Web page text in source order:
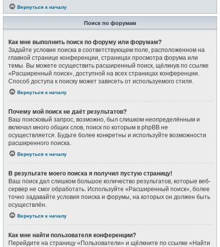
Вернуться к началу
Поиск по форумам
Как мне выполнить поиск по форуму или форумам?
Задайте условие поиска в соответствующем поле, расположенном на
главной странице конференции, страницах просмотра форума или
темы. Вы можете осуществить расширенный поиск, щёлкнув по ссылке
«Расширенный поиск», доступной на всех страницах конференции.
Способ доступа к поиску может зависеть от используемого стиля.
Вернуться к началу
Почему мой поиск не даёт результатов?
Ваш поисковый запрос, возможно, был слишком неопределённым и
включал много общих слов, поиск по которым в phpBB не
осуществляется. Будьте более конкретны и используйте возможности
расширенного поиска.
Вернуться к началу
В результате моего поиска я получил пустую страницу!
Ваш поиск дал слишком большое количество результатов, которые веб-
сервер не смог обработать. Используйте «Расширенный поиск», более
точно задавайте условия поиска и форумы, на которых он должен быть
осуществлён.
Вернуться к началу
Как мне найти пользователя конференции?
Перейдите на страницу «Пользователи» и щёлкните по ссылке «Найти